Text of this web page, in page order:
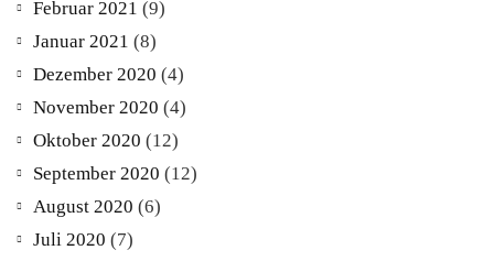
Februar 2021 (9)
Januar 2021 (8)
Dezember 2020 (4)
November 2020 (4)
Oktober 2020 (12)
September 2020 (12)
August 2020 (6)
Juli 2020 (7)